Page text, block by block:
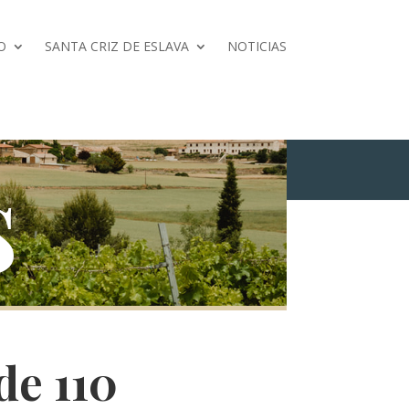
SANTA CRIZ DE ESLAVA NOTICIAS
110